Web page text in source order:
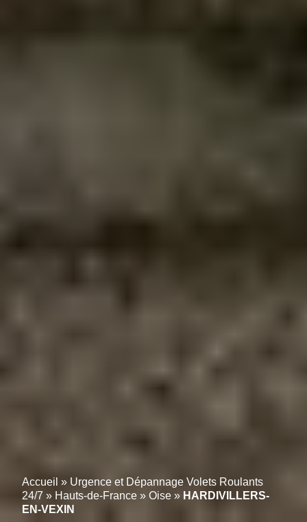
Accueil » Urgence et Dépannage Volets Roulants
24/7 » Hauts-de-France » Oise » HARDIVILLERS-
EN-VEXIN